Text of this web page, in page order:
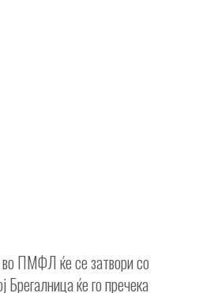
ПМФЛ ќе се затвори со
Брегалница ќе го пречека